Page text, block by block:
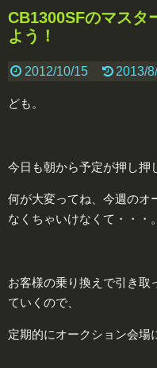
CB1300SFのマスタ
よう！
2012/10/15 2013/
ども。
今日も朝から予定が押し押
何が大変ってね、今週のオ
なくちゃいけなくて・・・。
お客様の乗り換えで引き取
ていくので、
定期的にオークション会場